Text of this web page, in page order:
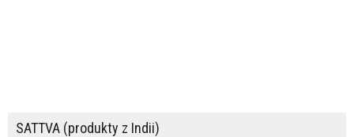
SATTVA (produkty z Indii)